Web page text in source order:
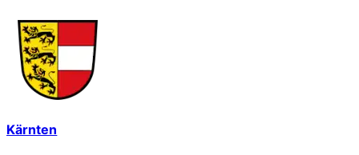
Kärnten